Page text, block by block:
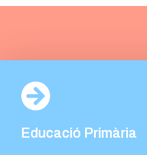
Educació Primària
Primària